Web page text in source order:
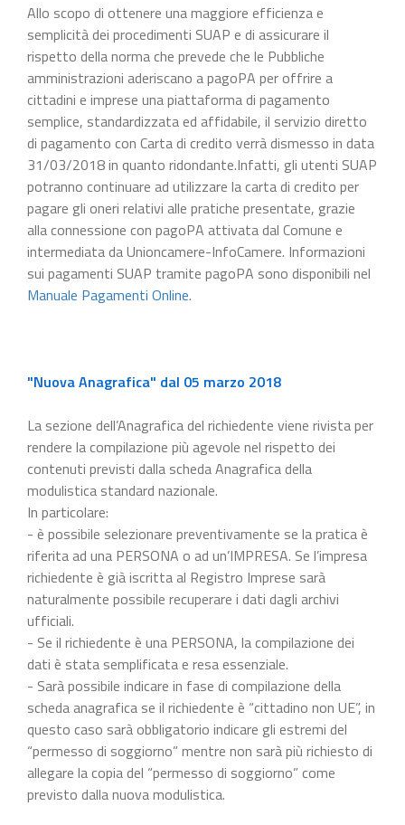
Allo scopo di ottenere una maggiore efficienza e
semplicità dei procedimenti SUAP e di assicurare il
rispetto della norma che prevede che le Pubbliche
amministrazioni aderiscano a pagoPA per offrire a
cittadini e imprese una piattaforma di pagamento
semplice, standardizzata ed affidabile, il servizio diretto
di pagamento con Carta di credito verrà dismesso in data
31/03/2018 in quanto ridondante.Infatti, gli utenti SUAP
potranno continuare ad utilizzare la carta di credito per
pagare gli oneri relativi alle pratiche presentate, grazie
alla connessione con pagoPA attivata dal Comune e
intermediata da Unioncamere-InfoCamere. Informazioni
sui pagamenti SUAP tramite pagoPA sono disponibili nel
Manuale Pagamenti Online.
"Nuova Anagrafica" dal 05 marzo 2018
La sezione dell’Anagrafica del richiedente viene rivista per
rendere la compilazione più agevole nel rispetto dei
contenuti previsti dalla scheda Anagrafica della
modulistica standard nazionale.
In particolare:
- è possibile selezionare preventivamente se la pratica è
riferita ad una PERSONA o ad un’IMPRESA. Se l’impresa
richiedente è già iscritta al Registro Imprese sarà
naturalmente possibile recuperare i dati dagli archivi
ufficiali.
- Se il richiedente è una PERSONA, la compilazione dei
dati è stata semplificata e resa essenziale.
- Sarà possibile indicare in fase di compilazione della
scheda anagrafica se il richiedente è “cittadino non UE”, in
questo caso sarà obbligatorio indicare gli estremi del
“permesso di soggiorno” mentre non sarà più richiesto di
allegare la copia del “permesso di soggiorno” come
previsto dalla nuova modulistica.